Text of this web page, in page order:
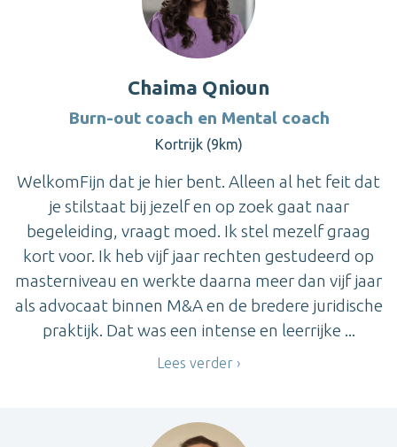
Chaima Qnioun
Burn-out coach en Mental coach
Kortrijk (9km)
WelkomFijn dat je hier bent. Alleen al het feit dat
je stilstaat bij jezelf en op zoek gaat naar
begeleiding, vraagt moed. Ik stel mezelf graag
kort voor. Ik heb vijf jaar rechten gestudeerd op
masterniveau en werkte daarna meer dan vijf jaar
als advocaat binnen M&A en de bredere juridische
praktijk. Dat was een intense en leerrijke ...
Lees verder